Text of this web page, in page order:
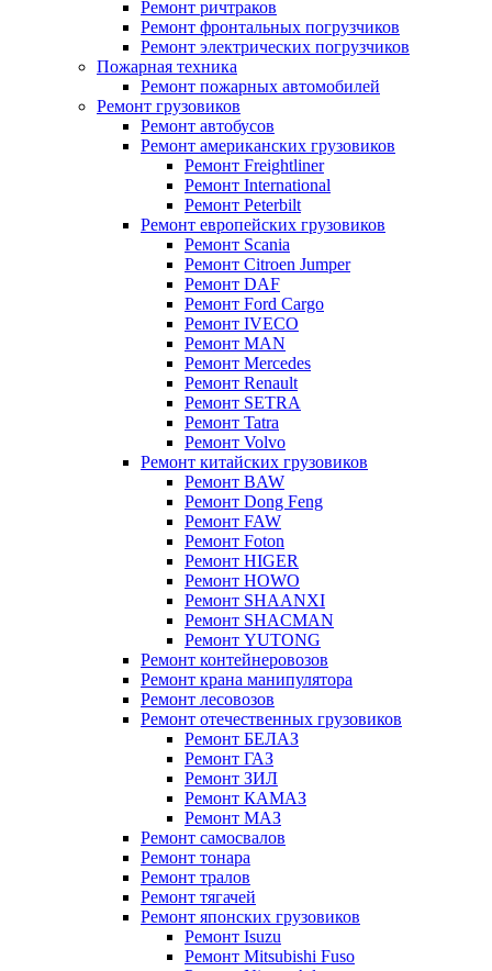
Ремонт ричтраков
Ремонт фронтальных погрузчиков
Ремонт электрических погрузчиков
Пожарная техника
Ремонт пожарных автомобилей
Ремонт грузовиков
Ремонт автобусов
Ремонт американских грузовиков
Ремонт Freightliner
Ремонт International
Ремонт Peterbilt
Ремонт европейских грузовиков
Ремонт Scania
Ремонт Citroen Jumper
Ремонт DAF
Ремонт Ford Cargo
Ремонт IVECO
Ремонт MAN
Ремонт Mercedes
Ремонт Renault
Ремонт SETRA
Ремонт Tatra
Ремонт Volvo
Ремонт китайских грузовиков
Ремонт BAW
Ремонт Dong Feng
Ремонт FAW
Ремонт Foton
Ремонт HIGER
Ремонт HOWO
Ремонт SHAANXI
Ремонт SHACMAN
Ремонт YUTONG
Ремонт контейнеровозов
Ремонт крана манипулятора
Ремонт лесовозов
Ремонт отечественных грузовиков
Ремонт БЕЛАЗ
Ремонт ГАЗ
Ремонт ЗИЛ
Ремонт КАМАЗ
Ремонт МАЗ
Ремонт самосвалов
Ремонт тонара
Ремонт тралов
Ремонт тягачей
Ремонт японских грузовиков
Ремонт Isuzu
Ремонт Mitsubishi Fuso